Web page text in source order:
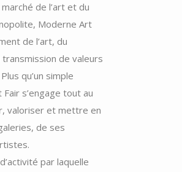
de l’art et du
Moderne Art
de l’art, du
de valeurs
qu’un simple
s’engage tout au
valoriser et mettre en
de ses
par laquelle